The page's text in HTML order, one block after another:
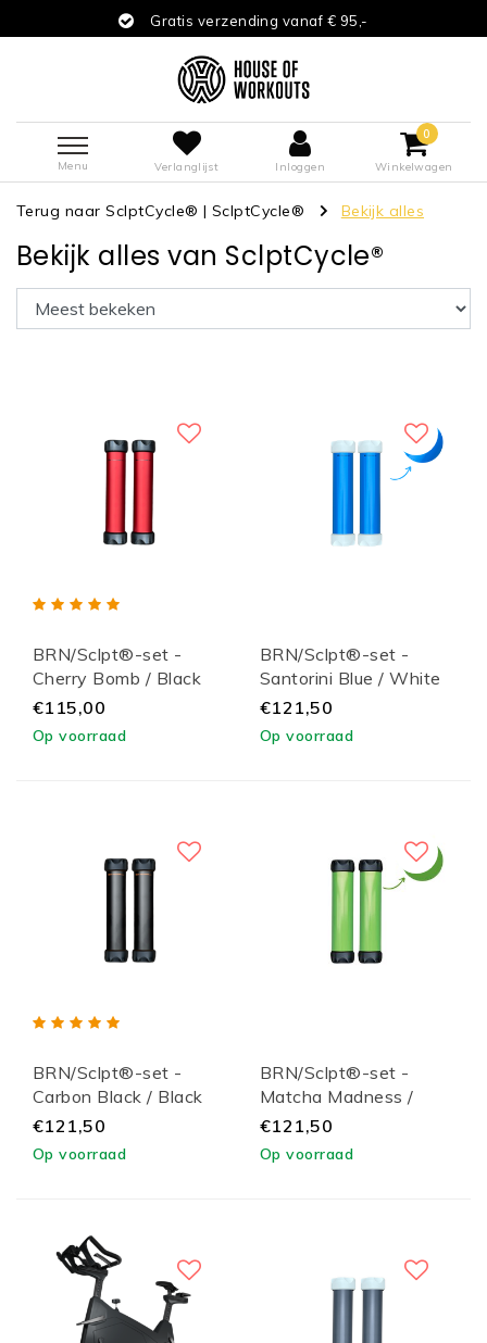
Gratis verzending vanaf € 95,-
Menu Verlanglijst Inloggen
0
Winkelwagen
Terug naar SclptCycle® |SclptCycle® Bekijk alles
Bekijk alles van SclptCycle®
BRN/Sclpt®-set -
Cherry Bomb / Black
Lid
€115,00
Op voorraad
BRN/Sclpt®-set -
Santorini Blue / White
Lid
€121,50
Op voorraad
BRN/Sclpt®-set -
Carbon Black / Black
Lid
€121,50
Op voorraad
BRN/Sclpt®-set -
Matcha Madness /
Black Lid
€121,50
Op voorraad